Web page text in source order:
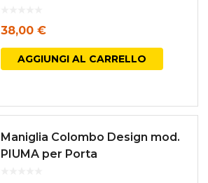
nella
38,00 €
AGGIUNGI AL CARRELLO
Maniglia Colombo Design mod.
PIUMA per Porta